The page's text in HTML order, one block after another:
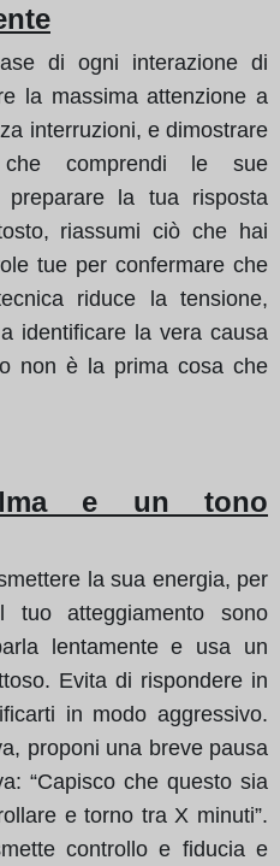
di ogni interazione di
la massima attenzione a
interruzioni, e dimostrare
comprendi le sue
preparare la tua risposta
riassumi ciò che hai
tue per confermare che
riduce la tensione,
identificare la vera causa
non è la prima cosa che
e un tono
la sua energia, per
atteggiamento sono
lentamente e usa un
Evita di rispondere in
in modo aggressivo.
proponi una breve pausa
“Capisco che questo sia
e torno tra X minuti”.
controllo e fiducia e